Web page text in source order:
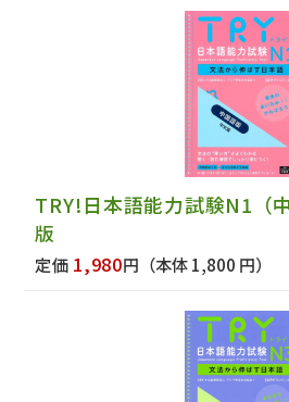
TRY!日本語能力試験N1（
版
定価 1,980円 （本体 1,800 円）